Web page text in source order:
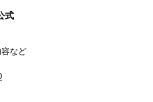
式
など